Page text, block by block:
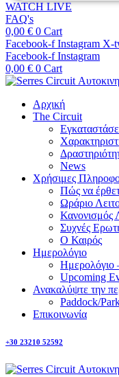
WATCH LIVE
FAQ's
0,00 € 0 Cart
Facebook-f Instagram X-
Facebook-f Instagram
0,00 € 0 Cart
Αρχική
The Circuit
News
Χρήσιμες
Πώς να
Ωράριο
Κανονισμός
Συχνές
Ο Καιρός
Ημερολόγιο
Ημερολόγιο
Upcoming
Ανακαλύψτε την
Paddock/
Επικοινωνία
+30 23210 52592